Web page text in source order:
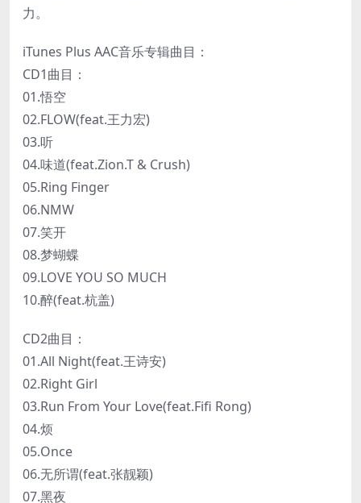
力。
iTunes Plus AAC音乐专辑曲目：
CD1曲目：
01.悟空
02.FLOW(feat.王力宏)
03.听
04.味道(feat.Zion.T & Crush)
05.Ring Finger
06.NMW
07.笑开
08.梦蝴蝶
09.LOVE YOU SO MUCH
10.醉(feat.杭盖)
CD2曲目：
01.All Night(feat.王诗安)
02.Right Girl
03.Run From Your Love(feat.Fifi Rong)
04.烦
05.Once
06.无所谓(feat.张靓颖)
07.黑夜